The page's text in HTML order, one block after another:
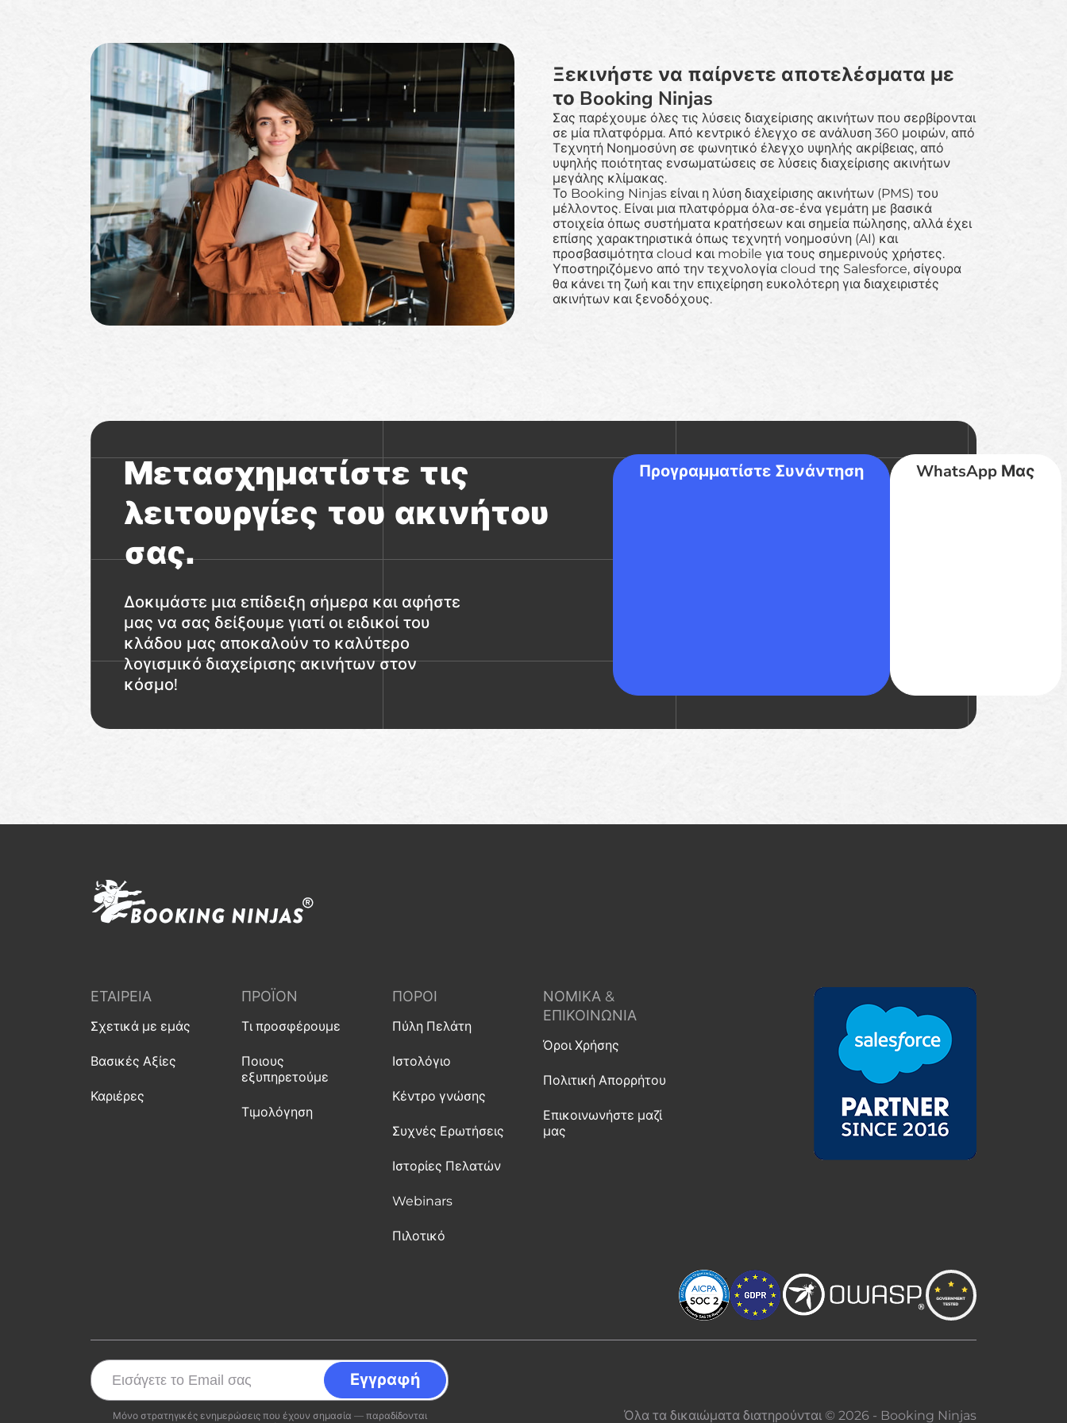
Ξεκινήστε να παίρνετε αποτελέσματα με
το Booking Ninjas
Σας παρέχουμε όλες τις λύσεις διαχείρισης ακινήτων που σερβίρονται
σε μία πλατφόρμα. Από κεντρικό έλεγχο σε ανάλυση 360 μοιρών, από
Τεχνητή Νοημοσύνη σε φωνητικό έλεγχο υψηλής ακρίβειας, από
υψηλής ποιότητας ενσωματώσεις σε λύσεις διαχείρισης ακινήτων
μεγάλης κλίμακας.
Το Booking Ninjas είναι η λύση διαχείρισης ακινήτων (PMS) του
μέλλοντος. Είναι μια πλατφόρμα όλα-σε-ένα γεμάτη με βασικά
στοιχεία όπως συστήματα κρατήσεων και σημεία πώλησης, αλλά έχει
επίσης χαρακτηριστικά όπως τεχνητή νοημοσύνη (AI) και
προσβασιμότητα cloud και mobile για τους σημερινούς χρήστες.
Υποστηριζόμενο από την τεχνολογία cloud της Salesforce, σίγουρα
θα κάνει τη ζωή και την επιχείρηση ευκολότερη για διαχειριστές
ακινήτων και ξενοδόχους.
Μετασχηματίστε τις
λειτουργίες του ακινήτου
σας.
Δοκιμάστε μια επίδειξη σήμερα και αφήστε
μας να σας δείξουμε γιατί οι ειδικοί του
κλάδου μας αποκαλούν το καλύτερο
λογισμικό διαχείρισης ακινήτων στον
κόσμο!
Προγραμματίστε Συνάντηση WhatsApp Μας
ΕΤΑΙΡΕΊΑ
Σχετικά με εμάς
Βασικές Αξίες
Καριέρες
ΠΡΟΪΌΝ
Τι προσφέρουμε
Ποιους
εξυπηρετούμε
Τιμολόγηση
ΠΌΡΟΙ
Πύλη Πελάτη
Ιστολόγιο
Κέντρο γνώσης
Συχνές Ερωτήσεις
Ιστορίες Πελατών
Webinars
Πιλοτικό
ΝΟΜΙΚΆ &
ΕΠΙΚΟΙΝΩΝΊΑ
Όροι Χρήσης
Πολιτική Απορρήτου
Επικοινωνήστε μαζί
μας
Μόνο στρατηγικές ενημερώσεις που έχουν σημασία — παραδίδονται
Όλα τα δικαιώματα διατηρούνται © 2026 - Booking Ninjas